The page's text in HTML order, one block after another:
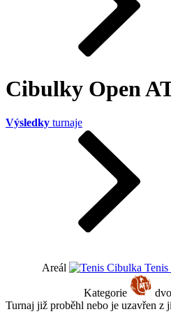
Cibulky Open
Výsledky turnaje
Areál
Kategorie
Turnaj již proběhl nebo je uzavřen z